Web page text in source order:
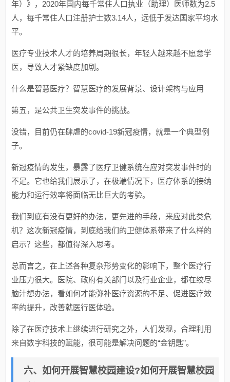
年）》，2020年国内每千常住人口执业（助理）医师数为2.5
人，每千常住人口注册护士数3.14人，远低于发达国家平均水
平。
医疗专业技术人才的培养周期很长，年轻人越来越不愿意学
医，导致人才紧缺度加剧。
什么是智慧医疗？智慧医疗的发展背景、设计架构与应用
第五，是公共卫生突发事件的挑战。
没错，目前仍在肆虐的covid-19新冠疫情，就是一个典型例
子。
新冠疫情的发生，暴露了医疗卫健系统在应对突发事件时的
不足。它也给我们展示了，在极端情况下，医疗体系的接纳
能力和运行效率将面临无比巨大的考验。
我们到底有没有更好的办法，更先进的手段，来应对此类危
机？这次新冠疫情，到底给我们的卫健体系带来了什么样的
启示？这些，都值得深入思考。
总而言之，在上述各种复杂形势变化的影响下，整个医疗行
业压力很大。医院、政府有关部门以及行业企业，都在绞尽
脑汁想办法，看如何才能弥补医疗资源的不足、促进医疗效
率的提升，改善就医行医体验。
除了在医疗技术上继续进行研究之外，人们发现，合理利用
来自数字科技的赋能，很可能是解决问题的“金钥匙”。
六、如何开展智慧校园建设?如何开展智慧校园